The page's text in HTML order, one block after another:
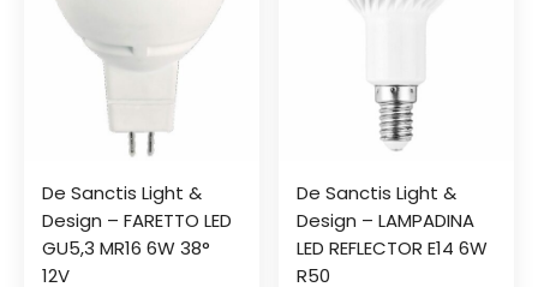
De Sanctis Light &
Design – FARETTO LED
GU5,3 MR16 6W 38°
12V
De Sanctis Light &
Design – LAMPADINA
LED REFLECTOR E14 6W
R50